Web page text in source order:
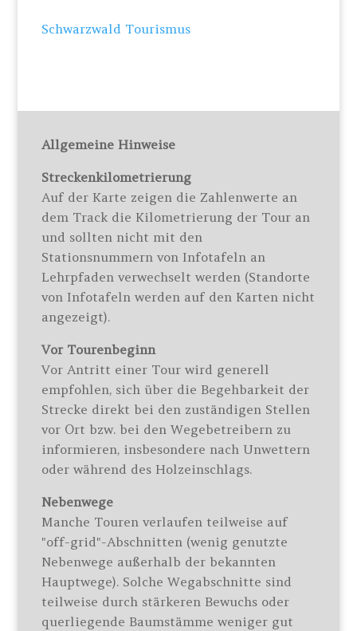
Schwarzwald Tourismus
Allgemeine Hinweise
Streckenkilometrierung
Auf der Karte zeigen die Zahlenwerte an
dem Track die Kilometrierung der Tour an
und sollten nicht mit den
Stationsnummern von Infotafeln an
Lehrpfaden verwechselt werden (Standorte
von Infotafeln werden auf den Karten nicht
angezeigt).
Vor Tourenbeginn
Vor Antritt einer Tour wird generell
empfohlen, sich über die Begehbarkeit der
Strecke direkt bei den zuständigen Stellen
vor Ort bzw. bei den Wegebetreibern zu
informieren, insbesondere nach Unwettern
oder während des Holzeinschlags.
Nebenwege
Manche Touren verlaufen teilweise auf
"off-grid"-Abschnitten (wenig genutzte
Nebenwege außerhalb der bekannten
Hauptwege). Solche Wegabschnitte sind
teilweise durch stärkeren Bewuchs oder
querliegende Baumstämme weniger gut